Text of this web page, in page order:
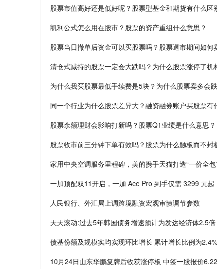
股票市值高好还是低好呢？股票型基金和期货有什么区
凯利公式怎么用在股市？股票的资产重组什么意思？
股票当日撤单后资金可以买股票吗？股票退市期间如何
清仓式减持的股票一定会大跌吗？为什么股票涨停了机
为什么我买股票最低手续费是5块？为什么股票卖多会
同一个行业为什么股票差异大？融资融券账户买股票有
股票余额理财会影响打新吗？股票Q1业绩是什么意思？
股票收市前三分钟下单有效吗？股票为什么触板而不封
家用中央空调服务里程碑，美的携手天猫打造“一价全
一加顶配双11开启，一加 Ace Pro 到手仅需 3299 元起
人民银行、外汇局上调跨境融资宏观审慎调节参数
天天滚动:过去5年韩国债务增速预计为发达经济体2.5倍
债基份额及规模实均实现环比增长 累计增长比例为2.4%
10月24日山东华鹏复牌后收获涨停板 中签一股报价